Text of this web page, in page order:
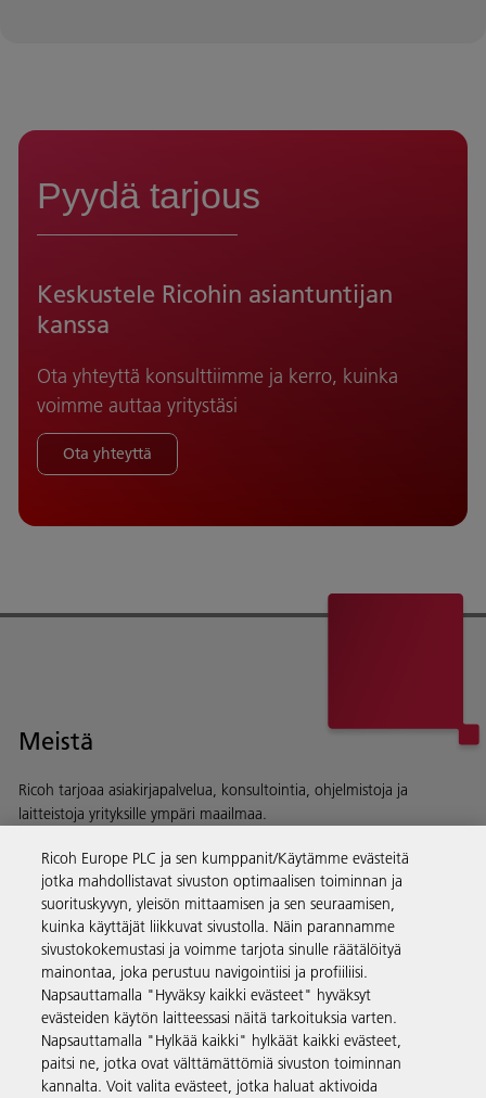
Pyydä tarjous
Keskustele Ricohin asiantuntijan
kanssa
Ota yhteyttä konsulttiimme ja kerro, kuinka
voimme auttaa yritystäsi
Ota yhteyttä
Meistä
Ricoh tarjoaa asiakirjapalvelua, konsultointia, ohjelmistoja ja
laitteistoja yrityksille ympäri maailmaa.
Yritysratkaisut
Tuotteet ja palvelut
Ricoh Europe PLC ja sen kumppanit/Käytämme evästeitä
jotka mahdollistavat sivuston optimaalisen toiminnan ja
suorituskyvyn, yleisön mittaamisen ja sen seuraamisen,
kuinka käyttäjät liikkuvat sivustolla. Näin parannamme
sivustokokemustasi ja voimme tarjota sinulle räätälöityä
mainontaa, joka perustuu navigointiisi ja profiiliisi.
Napsauttamalla "Hyväksy kaikki evästeet" hyväksyt
evästeiden käytön laitteessasi näitä tarkoituksia varten.
Napsauttamalla "Hylkää kaikki" hylkäät kaikki evästeet,
paitsi ne, jotka ovat välttämättömiä sivuston toiminnan
kannalta. Voit valita evästeet, jotka haluat aktivoida